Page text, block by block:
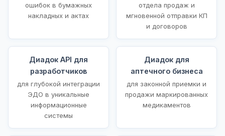
ошибок в бумажных
накладных и актах
отдела продаж и
мгновенной отправки КП
и договоров
Диадок API для
разработчиков
для глубокой интеграции
ЭДО в уникальные
информационные
системы
Диадок для
аптечного бизнеса
для законной приемки и
продажи маркированных
медикаментов